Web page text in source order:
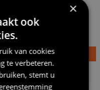
prinses v...
×
ook
van cookies
te verbeteren.
stemt u